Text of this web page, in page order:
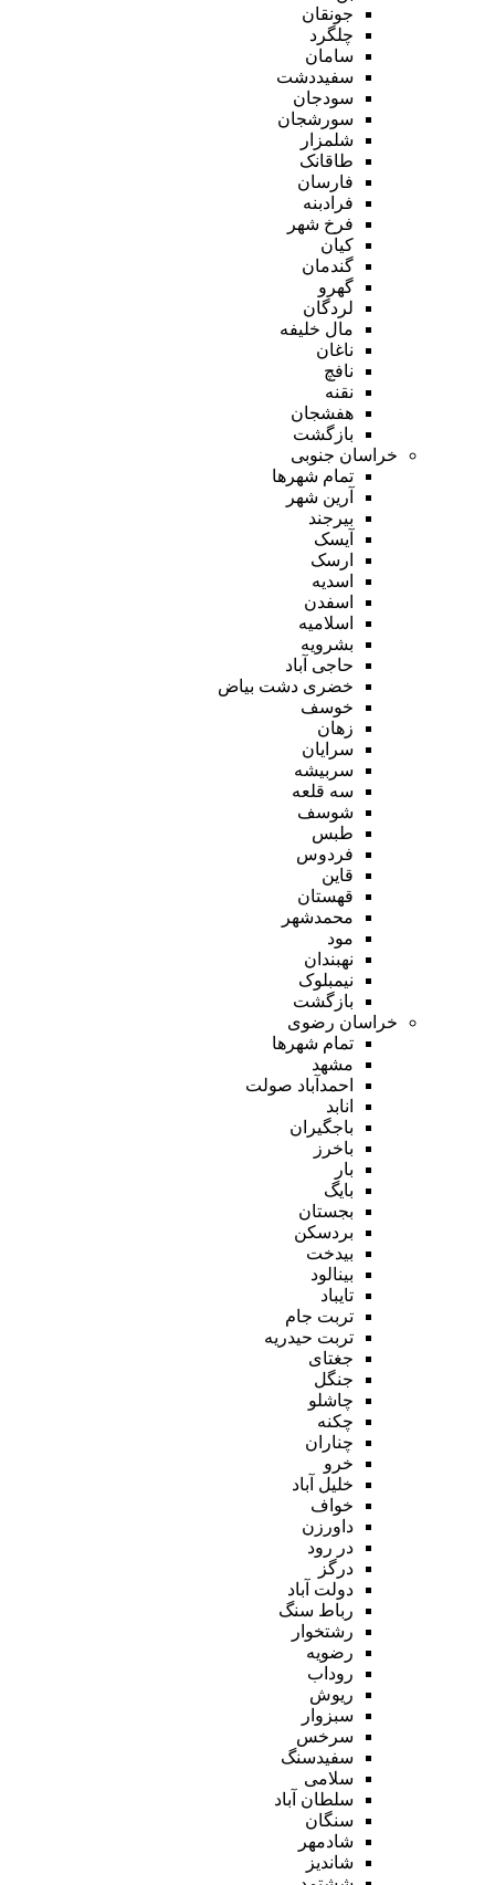
جونقان
چلگرد
سامان
سفیددشت
سودجان
سورشجان
شلمزار
طاقانک
فارسان
فرادبنه
فرخ شهر
کیان
گندمان
گهرو
لردگان
مال خلیفه
ناغان
نافچ
نقنه
هفشجان
بازگشت
خراسان جنوبی
تمام شهر‌ها
آرین شهر
بیرجند
آیسک
ارسک
اسدیه
اسفدن
اسلامیه
بشرویه
حاجی آباد
خضری دشت بیاض
خوسف
زهان
سرایان
سربیشه
سه قلعه
شوسف
طبس
فردوس
قاین
قهستان
محمدشهر
مود
نهبندان
نیمبلوک
بازگشت
خراسان رضوی
تمام شهر‌ها
مشهد
احمدآباد صولت
انابد
باجگیران
باخرز
بار
بایگ
بجستان
بردسکن
بیدخت
بینالود
تایباد
تربت جام
تربت حیدریه
جغتای
جنگل
چاشلو
چکنه
چناران
خرو
خلیل آباد
خواف
داورزن
در رود
درگز
دولت آباد
رباط سنگ
رشتخوار
رضویه
روداب
ریوش
سبزوار
سرخس
سفیدسنگ
سلامی
سلطان آباد
سنگان
شادمهر
شاندیز